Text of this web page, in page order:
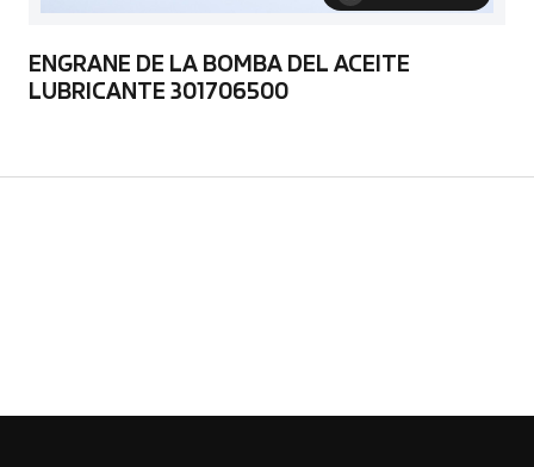
ENGRANE DE LA BOMBA DEL ACEITE
LUBRICANTE 301706500